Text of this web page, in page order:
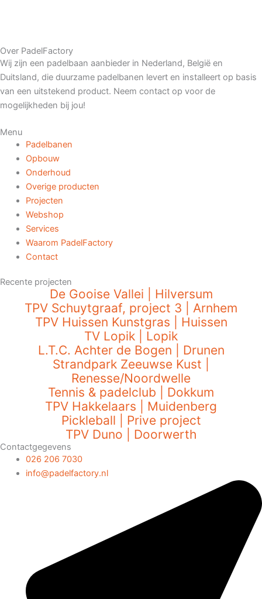
Over PadelFactory
Wij zijn een padelbaan aanbieder in Nederland, België en
Duitsland, die duurzame padelbanen levert en installeert op basis
van een uitstekend product. Neem contact op voor de
mogelijkheden bij jou!
Menu
Padelbanen
Opbouw
Onderhoud
Overige producten
Projecten
Webshop
Services
Waarom PadelFactory
Contact
Recente projecten
De Gooise Vallei | Hilversum
TPV Schuytgraaf, project 3 | Arnhem
TPV Huissen Kunstgras | Huissen
TV Lopik | Lopik
L.T.C. Achter de Bogen | Drunen
Strandpark Zeeuwse Kust |
Renesse/Noordwelle
Tennis & padelclub | Dokkum
TPV Hakkelaars | Muidenberg
Pickleball | Prive project
TPV Duno | Doorwerth
Contactgegevens
026 206 7030
info@padelfactory.nl